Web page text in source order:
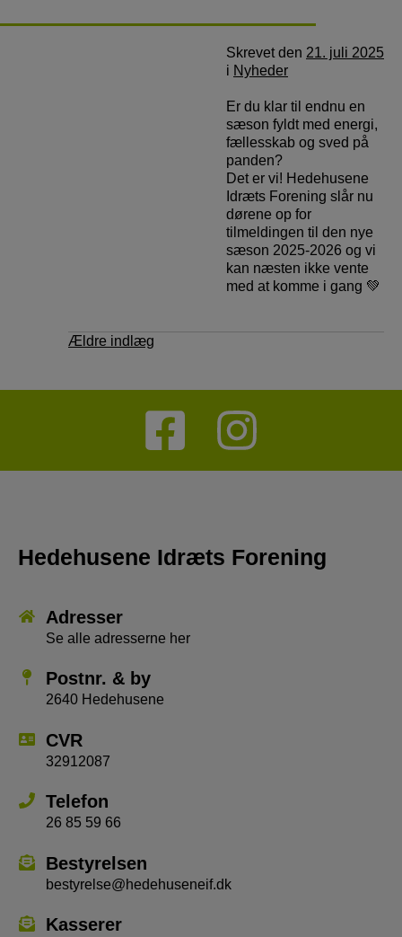
Skrevetden 21. juli 2025
i Nyheder
Er du klar til endnu en
sæson fyldt med energi,
fællesskab og sved på
panden?
Det er vi! Hedehusene
Idræts Forening slår nu
dørene op for
tilmeldingen til den nye
sæson 2025-2026 og vi
kan næsten ikke vente
med at komme i gang 💚
Navigation
indlæg
Ældre indlæg
Hedehusene Idræts Forening
Adresser
Se alle adresserne her
Postnr. & by
2640 Hedehusene
CVR
32912087
Telefon
26 85 59 66
Bestyrelsen
bestyrelse@hedehuseneif.dk
Kasserer